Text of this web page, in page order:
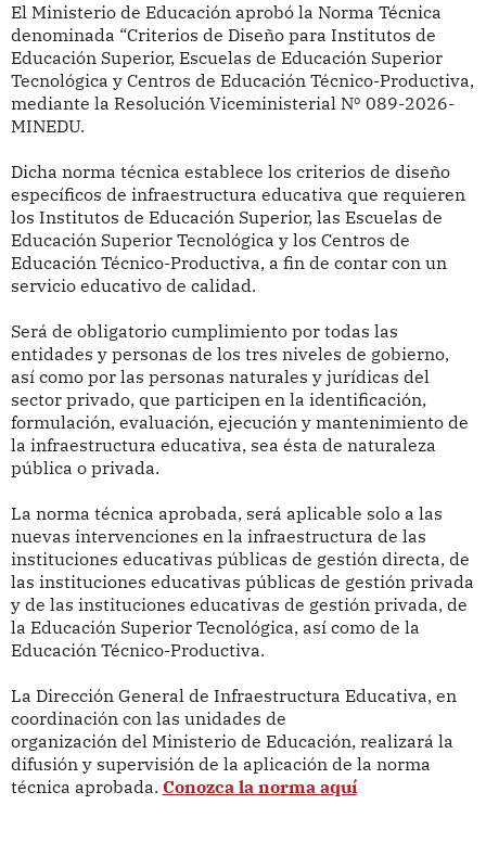
El Ministerio de Educación aprobó la Norma Técnica
denominada “Criterios de Diseño para Institutos de
Educación Superior, Escuelas de Educación Superior
Tecnológica y Centros de Educación Técnico-Productiva,
mediante la Resolución Viceministerial Nº 089-2026-
MINEDU.
Dicha norma técnica establece los criterios de diseño
específicos de infraestructura educativa que requieren
los Institutos de Educación Superior, las Escuelas de
Educación Superior Tecnológica y los Centros de
Educación Técnico-Productiva, a fin de contar con un
servicio educativo de calidad.
Será de obligatorio cumplimiento por todas las
entidades y personas de los tres niveles de gobierno,
así como por las personas naturales y jurídicas del
sector privado, que participen en la identificación,
formulación, evaluación, ejecución y mantenimiento de
la infraestructura educativa, sea ésta de naturaleza
pública o privada.
La norma técnica aprobada, será aplicable solo a las
nuevas intervenciones en la infraestructura de las
instituciones educativas públicas de gestión directa, de
las instituciones educativas públicas de gestión privada
y de las instituciones educativas de gestión privada, de
la Educación Superior Tecnológica, así como de la
Educación Técnico-Productiva.
La Dirección General de Infraestructura Educativa, en
coordinación con las unidades de
organización del Ministerio de Educación, realizará la
difusión y supervisión de la aplicación de la norma
técnica aprobada. Conozca la norma aquí